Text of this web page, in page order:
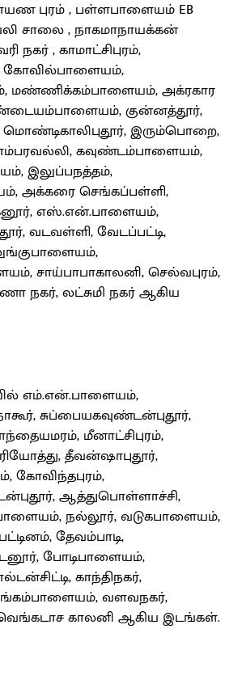
புரம் , பள்ளபாளையம் EB
சாலை , நாகமாநாயக்கன்
நகர் , காமாட்சிபுரம்,
கோவில்பாளையம்,
மண்ணிக்கம்பாளையம், அக்ரகார
குன்னத்தூர்,
இரும்பொறை,
கவுண்டம்பாளையம்,
இலுப்பநத்தம்,
அக்கரை செங்கப்பள்ளி,
எஸ்.என்.பாளையம்,
வடவள்ளி, வேடப்பட்டி,
சாய்பாபாகாலனி, செல்வபுரம்,
நகர், லட்சுமி நகர் ஆகிய
எம்.என்.பாளையம்,
சுப்பையகவுண்டன்புதூர்,
மீனாட்சிபுரம்,
தீவன்ஷாபுதூர்,
கோவிந்தபுரம்,
ஆத்துபொள்ளாச்சி,
நல்லூர், வடுகபாளையம்,
தேவம்பாடி,
போடிபாளையம்,
காந்திநகர்,
வளவநகர்,
காலனி ஆகிய இடங்கள்.